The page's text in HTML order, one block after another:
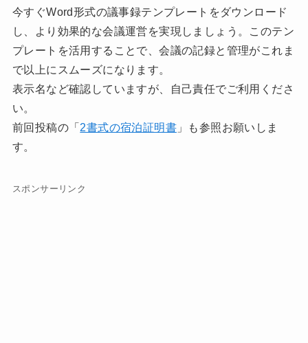
今すぐWord形式の議事録テンプレートをダウンロード
し、より効果的な会議運営を実現しましょう。このテン
プレートを活用することで、会議の記録と管理がこれま
で以上にスムーズになります。
表示名など確認していますが、自己責任でご利用くださ
い。
前回投稿の「 2書式の宿泊証明書」も参照お願いしま
す。
スポンサーリンク